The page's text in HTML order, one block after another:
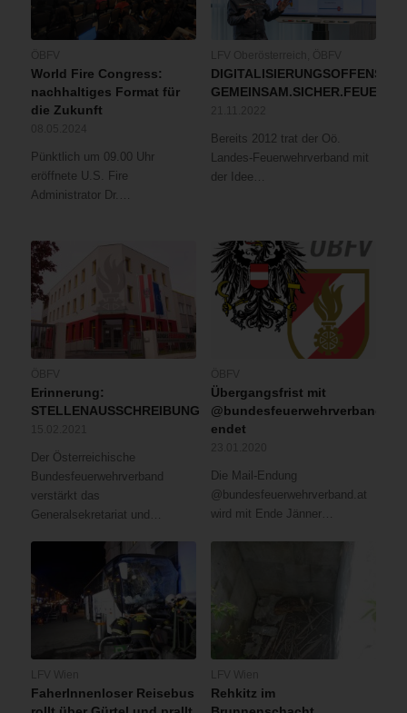
World Fire Congress:
nachhaltiges Format für
die Zukunft
Pünktlich um 09.00 Uhr
eröffnete U.S. Fire
Administrator Dr.…
DIGITALISIERUNGSOFFENSIVE
Bereits 2012 trat der Oö.
Landes-Feuerwehrverband mit
der Idee…
Erinnerung:
STELLENAUSSCHREIBUNG
Der Österreichische
Bundesfeuerwehrverband
verstärkt das
Generalsekretariat und…
Übergangsfrist mit
@bundesfeuerwehrverband.at
endet
Die Mail-Endung
@bundesfeuerwehrverband.at
wird mit Ende Jänner…
FaherInnenloser Reisebus
Rehkitz im